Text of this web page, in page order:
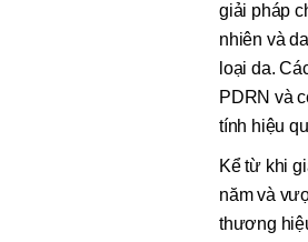
giải pháp
nhiên và
loại da.
PDRN và
tính hiệu
Kể từ khi
năm và
thương